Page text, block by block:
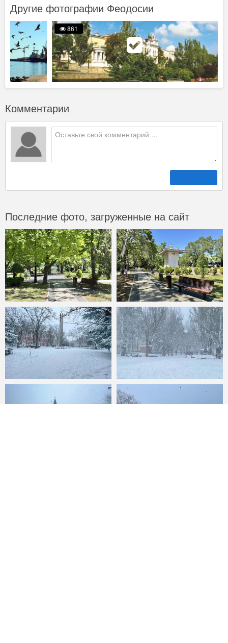
Другие фотографии Феодосии
861
Комментарии
Отправить
Последние фото, загруженные на сайт